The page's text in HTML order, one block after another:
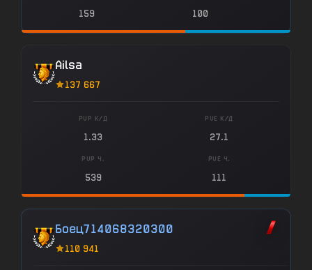
159 100
Ailsa
137 667
PVP К/Д
1.33
PVE К/Д
27.1
PVP Ч.
539
PVE Ч.
111
Боец714068320300
110 941